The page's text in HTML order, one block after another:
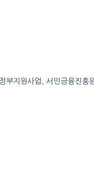
부지원사업, 서민금융진흥